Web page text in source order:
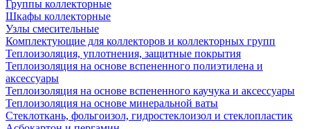
Группы коллекторные
Шкафы коллекторные
Узлы смесительные
Комплектующие для коллекторов и коллекторных групп
Теплоизоляция, уплотнения, защитные покрытия
Теплоизоляция на основе вспененного полиэтилена и
аксессуары
Теплоизоляция на основе вспененного каучука и аксессуары
Теплоизоляция на основе минеральной ваты
Стеклоткань, фольгоизол, гидростеклоизол и стеклопластик